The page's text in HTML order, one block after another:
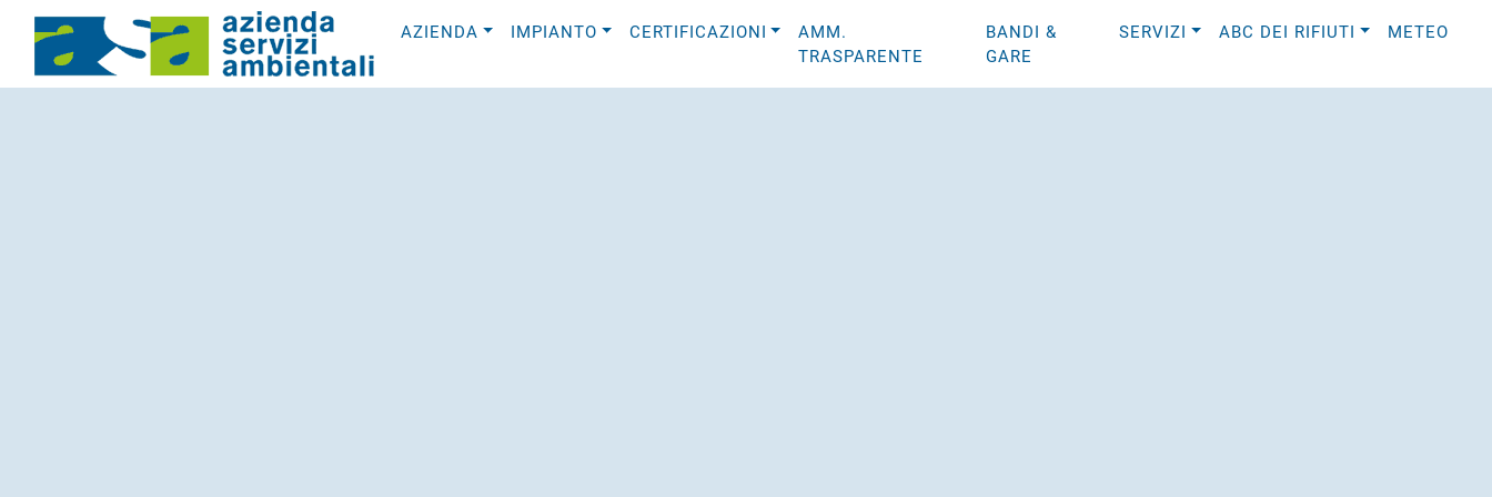
AZIENDA IMPIANTO CERTIFICAZIONI
AMM.
TRASPARENTE
BANDI &
GARE
SERVIZI ABC DEI RIFIUTI METEO